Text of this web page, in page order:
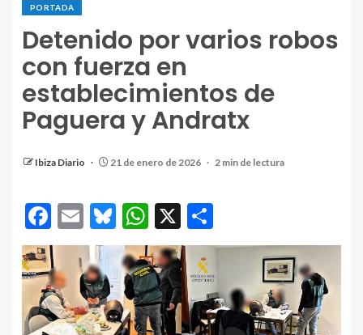
PORTADA
Detenido por varios robos
con fuerza en
establecimientos de
Paguera y Andratx
Ibiza Diario 21 de enero de 2026 2 min de lectura
Facebook
EmailBluesky
WhatsApp
X